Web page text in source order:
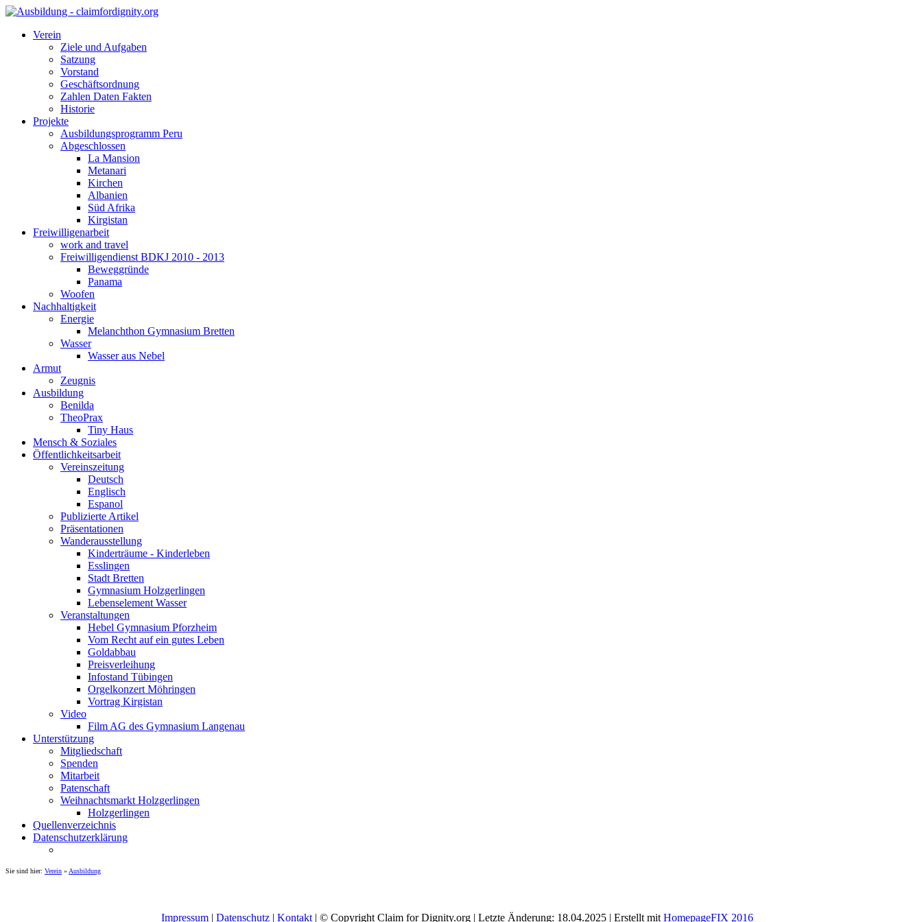
Verein
Ziele und Aufgaben
Satzung
Vorstand
Geschäftsordnung
Zahlen Daten Fakten
Historie
Projekte
Ausbildungsprogramm Peru
Abgeschlossen
La Mansion
Metanari
Kirchen
Albanien
Süd Afrika
Kirgistan
Freiwilligenarbeit
work and travel
Freiwilligendienst BDKJ 2010 - 2013
Beweggründe
Panama
Woofen
Nachhaltigkeit
Energie
Melanchthon Gymnasium Bretten
Wasser
Wasser aus Nebel
Armut
Zeugnis
Ausbildung
Benilda
TheoPrax
Tiny Haus
Mensch & Soziales
Öffentlichkeitsarbeit
Vereinszeitung
Deutsch
Englisch
Espanol
Publizierte Artikel
Präsentationen
Wanderausstellung
Kinderträume - Kinderleben
Esslingen
Stadt Bretten
Gymnasium Holzgerlingen
Lebenselement Wasser
Veranstaltungen
Hebel Gymnasium Pforzheim
Vom Recht auf ein gutes Leben
Goldabbau
Preisverleihung
Infostand Tübingen
Orgelkonzert Möhringen
Vortrag Kirgistan
Video
Film AG des Gymnasium Langenau
Unterstützung
Mitgliedschaft
Spenden
Mitarbeit
Patenschaft
Weihnachtsmarkt Holzgerlingen
Holzgerlingen
Quellenverzeichnis
Datenschutzerklärung
Sie sind hier: Verein » Ausbildung
Impressum| Datenschutz| Kontakt| © Copyright Claim for Dignity.org | Letzte Änderung: 18.04.2025 | Erstellt mit HomepageFIX 2016